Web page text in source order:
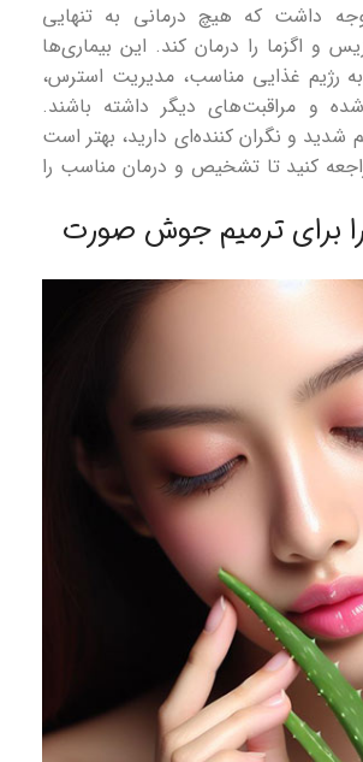
داشت که هیچ درمانی به تنهایی
و اگزما را درمان کند. این بیماری‌ها
رژیم غذایی مناسب، مدیریت استرس،
و مراقبت‌های دیگر داشته باشند.
شدید و نگران کننده‌ای دارید، بهتر است
کنید تا تشخیص و درمان مناسب را
برای ترمیم جوش صورت